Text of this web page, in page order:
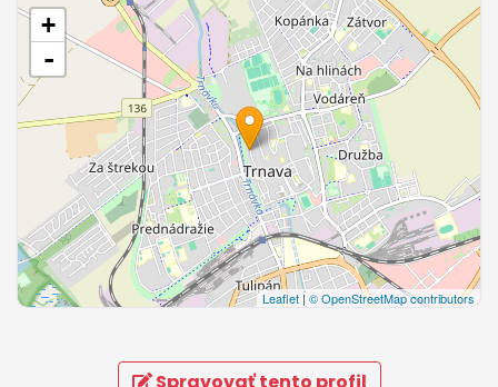
+
-
Leaflet |© OpenStreetMap contributors